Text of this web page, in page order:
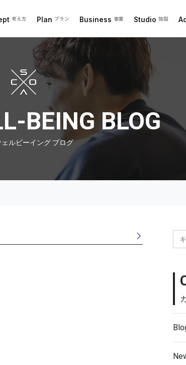
考え方 Plan プラン Business 事業 Studio 施設
BEING BLOG
ェルビーイング ブログ
for: